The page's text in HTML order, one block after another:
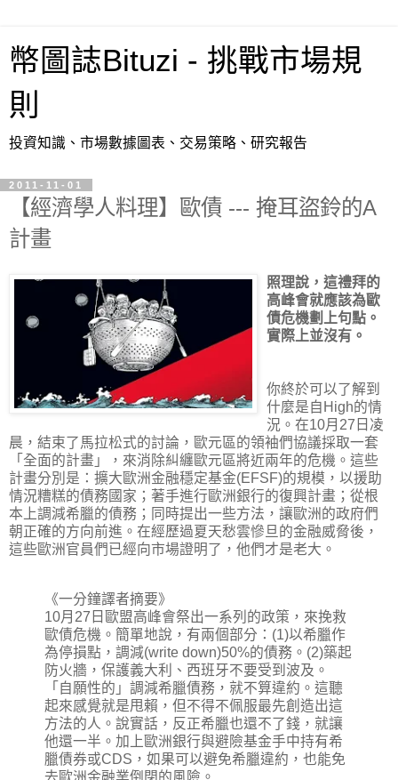
幣圖誌Bituzi - 挑戰市場規
則
投資知識、市場數據圖表、交易策略、研究報告
2011-11-01
【經濟學人料理】歐債 --- 掩耳盜鈴的A
計畫
照理說，這禮拜的
高峰會就應該為歐
債危機劃上句點。
實際上並沒有。
你終於可以了解到
什麼是自High的情
況。在10月27日凌
晨，結束了馬拉松式的討論，歐元區的領袖們協議採取一套
「全面的計畫」，來消除糾纏歐元區將近兩年的危機。這些
計畫分別是：擴大歐洲金融穩定基金(EFSF)的規模，以援助
情況糟糕的債務國家；著手進行歐洲銀行的復興計畫；從根
本上調減希臘的債務；同時提出一些方法，讓歐洲的政府們
朝正確的方向前進。在經歷過夏天愁雲慘旦的金融威脅後，
這些歐洲官員們已經向市場證明了，他們才是老大。
《一分鐘譯者摘要》
10月27日歐盟高峰會祭出一系列的政策，來挽救
歐債危機。簡單地說，有兩個部分：(1)以希臘作
為停損點，調減(write down)50%的債務。(2)築起
防火牆，保護義大利、西班牙不要受到波及。
「自願性的」調減希臘債務，就不算違約。這聽
起來感覺就是甩賴，但不得不佩服最先創造出這
方法的人。說實話，反正希臘也還不了錢，就讓
他還一半。加上歐洲銀行與避險基金手中持有希
臘債券或CDS，如果可以避免希臘違約，也能免
去歐洲金融業倒閉的風險。